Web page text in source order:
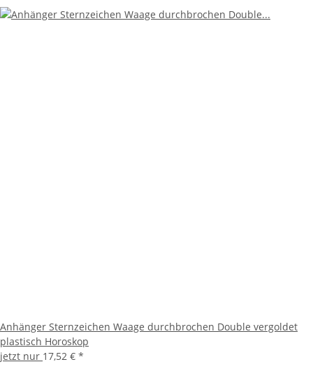
Anhänger Sternzeichen Waage durchbrochen Double vergoldet
plastisch Horoskop
jetzt nur 17,52 € *